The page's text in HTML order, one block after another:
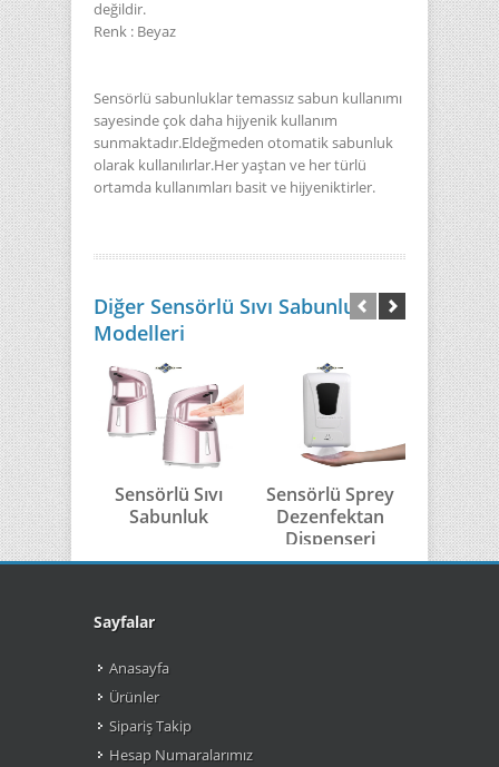
değildir.
Renk : Beyaz
Sensörlü sabunluklar temassız sabun kullanımı
sayesinde çok daha hijyenik kullanım
sunmaktadır.Eldeğmeden otomatik sabunluk
olarak kullanılırlar.Her yaştan ve her türlü
ortamda kullanımları basit ve hijyeniktirler.
Diğer Sensörlü Sıvı Sabunluk
Modelleri
Sensörlü Sıvı
Sabunluk
Sensörlü Sprey
Dezenfektan
Dispenseri
Sayfalar
Anasayfa
Ürünler
Sipariş Takip
Hesap Numaralarımız